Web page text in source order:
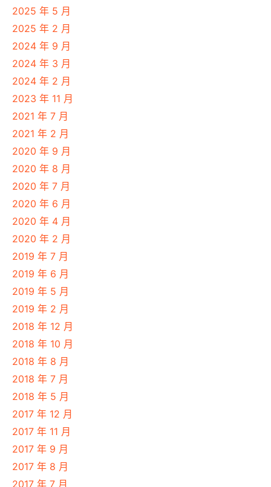
2025 年 5 月
2025 年 2 月
2024 年 9 月
2024 年 3 月
2024 年 2 月
2023 年 11 月
2021 年 7 月
2021 年 2 月
2020 年 9 月
2020 年 8 月
2020 年 7 月
2020 年 6 月
2020 年 4 月
2020 年 2 月
2019 年 7 月
2019 年 6 月
2019 年 5 月
2019 年 2 月
2018 年 12 月
2018 年 10 月
2018 年 8 月
2018 年 7 月
2018 年 5 月
2017 年 12 月
2017 年 11 月
2017 年 9 月
2017 年 8 月
2017 年 7 月